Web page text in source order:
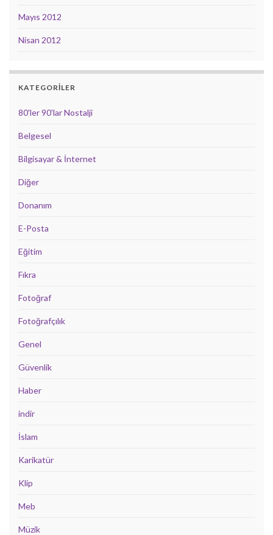
Mayıs 2012
Nisan 2012
KATEGORILER
80'ler 90'lar Nostalji
Belgesel
Bilgisayar & İnternet
Diğer
Donanım
E-Posta
Eğitim
Fıkra
Fotoğraf
Fotoğrafçılık
Genel
Güvenlik
Haber
indir
İslam
Karikatür
Klip
Meb
Müzik